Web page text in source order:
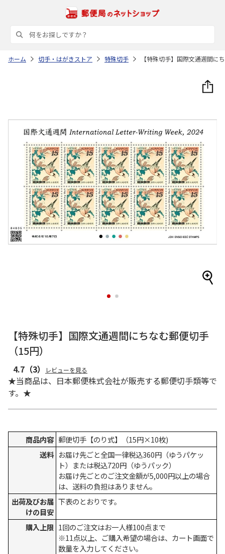
ホーム 切手・はがきストア 特殊切手 【特殊切手】国際文通週間に
1 2
【特殊切手】国際文通週間にちなむ郵便切手
（15円）
4.7 （3） レビューを見る
★当商品は、日本郵便株式会社が販売する郵便切手類等で
す。★
商品内容 郵便切手【のり式】（15円×10枚)
送料 お届け先ごと全国一律税込360円（ゆうパケッ
ト）または税込720円（ゆうパック）
お届け先ごとのご注文金額が5,000円以上の場合
は、送料の負担はありません。
出荷及びお届
けの目安
下表のとおりです。
購入上限 1回のご注文はお一人様100点まで
※11点以上、ご購入希望の場合は、カート画面で
数量を入力してください。